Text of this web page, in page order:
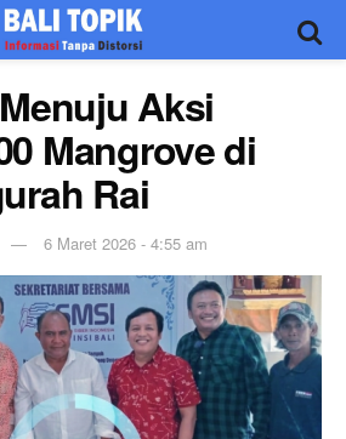
Aksi
Mangrove di
Rai
6 Maret 2026 - 4:55 am